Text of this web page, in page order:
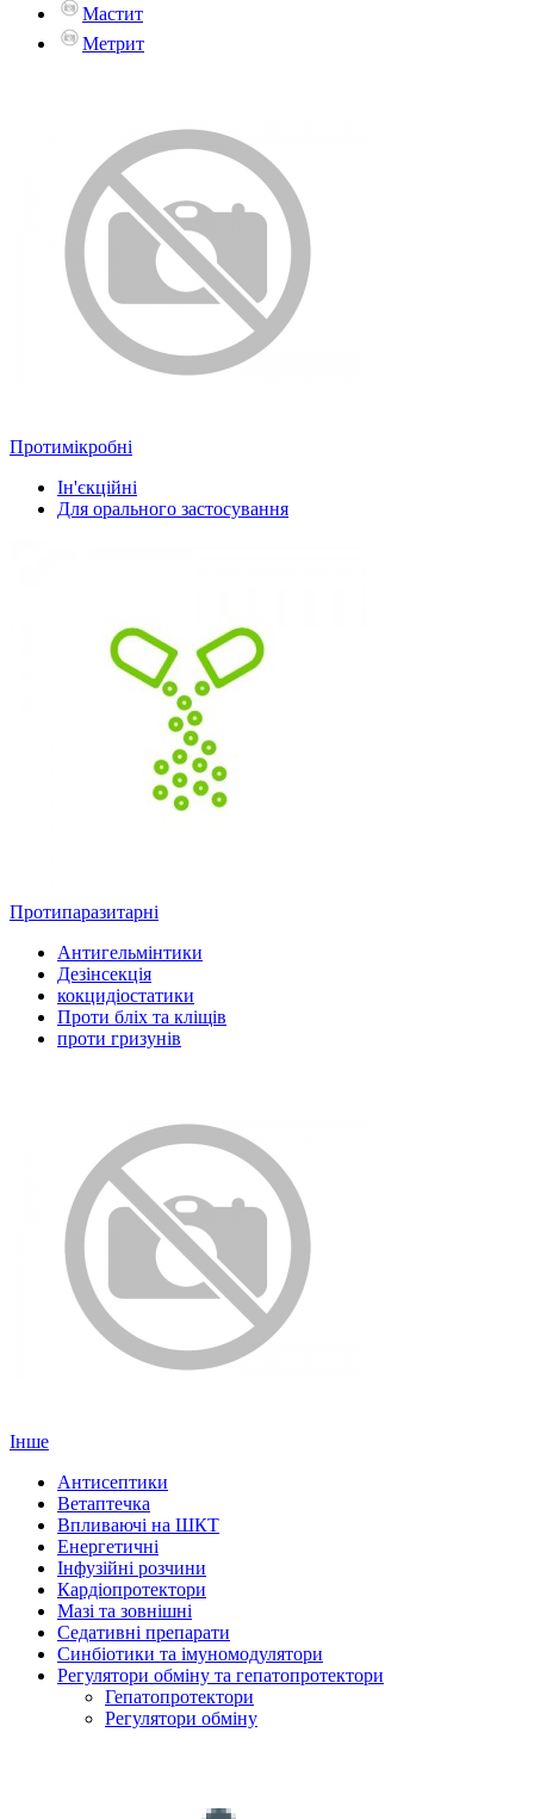
Мастит
Метрит
Протимікробні
Ін'єкційні
Для орального застосування
Протипаразитарні
Антигельмінтики
Дезінсекція
кокцидіостатики
Проти бліх та кліщів
проти гризунів
Інше
Антисептики
Ветаптечка
Впливаючі на ШКТ
Енергетичні
Інфузійні розчини
Кардіопротектори
Мазі та зовнішні
Седативні препарати
Синбіотики та імуномодулятори
Регулятори обміну та гепатопротектори
Гепатопротектори
Регулятори обміну